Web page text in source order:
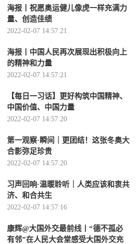
海报丨祝愿奥运健儿像虎一样充满力
量、创造佳绩
2022-02-07 14:57:21
海报丨中国人民再次展现出积极向上
的精神和力量
2022-02-07 14:57:21
【每日一习话】更好构筑中国精神、
中国价值、中国力量
2022-02-07 14:57:20
第一观察·瞬间｜更团结！这张冬奥大
合影弥足珍贵
2022-02-07 14:57:20
习声回响·温暖聆听｜人类应该和衷共
济、和合共生
2022-02-07 14:57:16
康辉@大国外交最前线丨“德不孤必
有邻”在人民大会堂感受大国外交充